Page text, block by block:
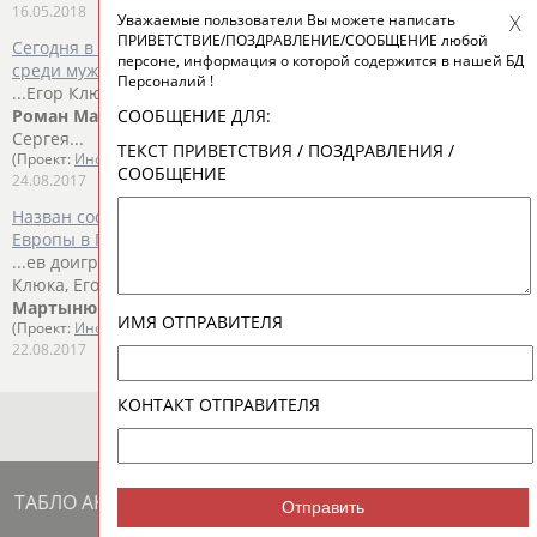
16.05.2018
Сегодня в Польше стартует чемпионат Европы по волейболу
среди мужских команд
...Егор Клюка, Егор Феоктистов либеро - Валентин Голубев,
Роман Мартынюк. Сборная России под руководством
Сергея...
(Проект: Информационное агентство СТАДИОН)
24.08.2017
Назван состав сборной России по волейболу на чемпионат
Европы в Польше
...ев доигровщики - Юрий Бережко, Дмитрий Волков, Егор
Клюка, Егор Феоктистов либеро - Валентин Голубев,
Мартынюк
(Проект: Информационное агентство СТАДИОН
22.08.2017
ТАБЛО АКТИВНОСТИ
Уважаемые пользователи Вы можете написать
ПРИВЕТСТВИЕ/ПОЗДРАВЛЕНИЕ/СООБЩЕНИЕ любой
персоне, информация о которой содержится в нашей БД
Персоналий !
СООБЩЕНИЕ ДЛЯ:
ТЕКСТ ПРИВЕТСТВИЯ / ПОЗДРАВЛЕНИЯ /
СООБЩЕНИЕ
ИМЯ ОТПРАВИТЕЛЯ
КОНТАКТ ОТПРАВИТЕЛЯ
Отправить